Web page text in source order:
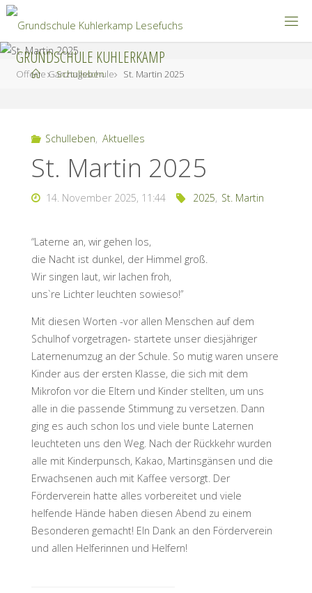
Zum
Inhalt
springen
GRUNDSCHULE KUHLERKAMP
Offene Ganztagsschule
StartSchulleben St. Martin 2025
Schulleben, Aktuelles
St. Martin 2025
14. November 2025, 11:44 2025, St. Martin
“Laterne an, wir gehen los,
die Nacht ist dunkel, der Himmel groß.
Wir singen laut, wir lachen froh,
uns`re Lichter leuchten sowieso!”
Mit diesen Worten -vor allen Menschen auf dem
Schulhof vorgetragen- startete unser diesjähriger
Laternenumzug an der Schule. So mutig waren unsere
Kinder aus der ersten Klasse, die sich mit dem
Mikrofon vor die Eltern und Kinder stellten, um uns
alle in die passende Stimmung zu versetzen. Dann
ging es auch schon los und viele bunte Laternen
leuchteten uns den Weg. Nach der Rückkehr wurden
alle mit Kinderpunsch, Kakao, Martinsgänsen und die
Erwachsenen auch mit Kaffee versorgt. Der
Förderverein hatte alles vorbereitet und viele
helfende Hände haben diesen Abend zu einem
Besonderen gemacht! EIn Dank an den Förderverein
und allen Helferinnen und Helfern!